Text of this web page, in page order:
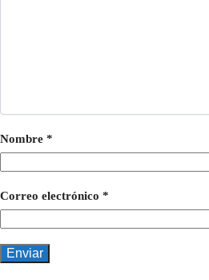
Nombre *
Correo electrónico *